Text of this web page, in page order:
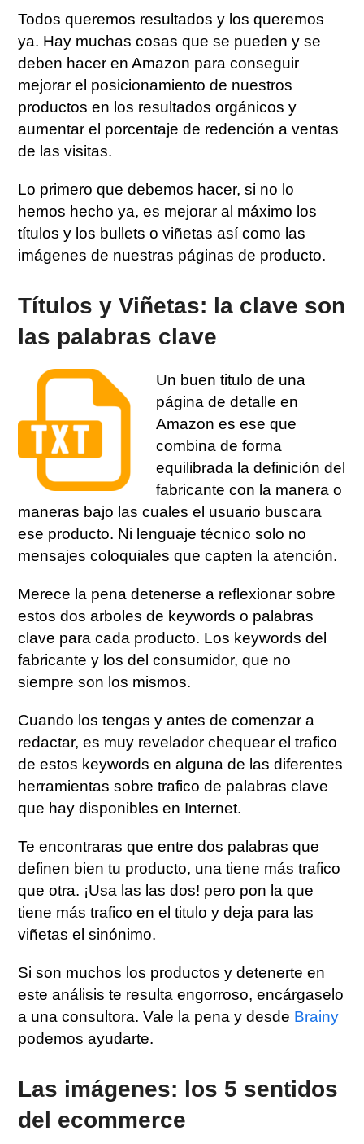
Todos queremos resultados y los queremos
ya. Hay muchas cosas que se pueden y se
deben hacer en Amazon para conseguir
mejorar el posicionamiento de nuestros
productos en los resultados orgánicos y
aumentar el porcentaje de redención a ventas
de las visitas.
Lo primero que debemos hacer, si no lo
hemos hecho ya, es mejorar al máximo los
títulos y los bullets o viñetas así como las
imágenes de nuestras páginas de producto.
Títulos y Viñetas: la clave son
las palabras clave
Un buen titulo de una
página de detalle en
Amazon es ese que
combina de forma
equilibrada la definición del
fabricante con la manera o
maneras bajo las cuales el usuario buscara
ese producto. Ni lenguaje técnico solo no
mensajes coloquiales que capten la atención.
Merece la pena detenerse a reflexionar sobre
estos dos arboles de keywords o palabras
clave para cada producto. Los keywords del
fabricante y los del consumidor, que no
siempre son los mismos.
Cuando los tengas y antes de comenzar a
redactar, es muy revelador chequear el trafico
de estos keywords en alguna de las diferentes
herramientas sobre trafico de palabras clave
que hay disponibles en Internet.
Te encontraras que entre dos palabras que
definen bien tu producto, una tiene más trafico
que otra. ¡Usa las las dos! pero pon la que
tiene más trafico en el titulo y deja para las
viñetas el sinónimo.
Si son muchos los productos y detenerte en
este análisis te resulta engorroso, encárgaselo
a una consultora. Vale la pena y desde Brainy
podemos ayudarte.
Las imágenes: los 5 sentidos
del ecommerce